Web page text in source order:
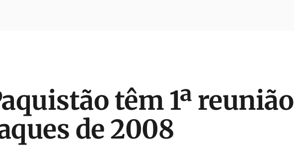
têm 1ª reunião
de 2008